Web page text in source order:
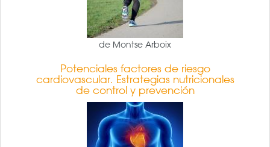
de Montse Arboix
Potenciales factores de riesgo
cardiovascular. Estrategias nutricionales
de control y prevención